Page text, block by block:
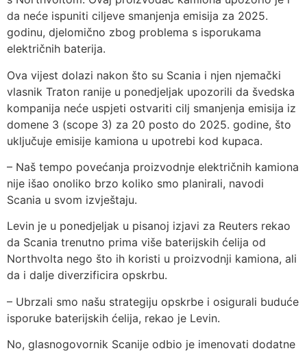
da neće ispuniti ciljeve smanjenja emisija za 2025.
godinu, djelomično zbog problema s isporukama
električnih baterija.
Ova vijest dolazi nakon što su Scania i njen njemački
vlasnik Traton ranije u ponedjeljak upozorili da švedska
kompanija neće uspjeti ostvariti cilj smanjenja emisija iz
domene 3 (scope 3) za 20 posto do 2025. godine, što
uključuje emisije kamiona u upotrebi kod kupaca.
– Naš tempo povećanja proizvodnje električnih kamiona
nije išao onoliko brzo koliko smo planirali, navodi
Scania u svom izvještaju.
Levin je u ponedjeljak u pisanoj izjavi za Reuters rekao
da Scania trenutno prima više baterijskih ćelija od
Northvolta nego što ih koristi u proizvodnji kamiona, ali
da i dalje diverzificira opskrbu.
– Ubrzali smo našu strategiju opskrbe i osigurali buduće
isporuke baterijskih ćelija, rekao je Levin.
No, glasnogovornik Scanije odbio je imenovati dodatne